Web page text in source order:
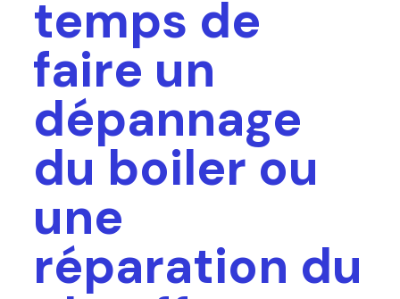
temps de
faire un
dépannage
du boiler ou
une
réparation du